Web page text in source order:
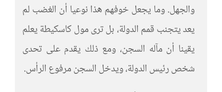
والجهل. وما يجعل خوفهم هذا نوعيا أن الغضب لم
يعد يتجنب قمم الدولة، بل ترى مول كاسكيطة يعلم
يقينا أن مآله السجن، ومع ذلك يقدم على تحدى
شخص رئيس الدولة، ويدخل السجن مرفوع الرأس.